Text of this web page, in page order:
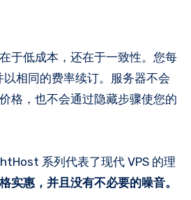
于低成本，还在于一致性。您每
以相同的费率续订。服务器不会
格，也不会通过隐藏步骤使您的
系列代表了现代 VPS 的理
实惠，并且没有不必要的噪音。